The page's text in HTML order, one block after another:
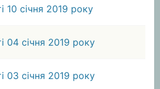
10 січня 2019 року
04 січня 2019 року
03 січня 2019 року